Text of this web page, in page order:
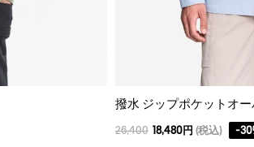
撥水 ジップポケットオ
26,400 18,480円 (税込) -30